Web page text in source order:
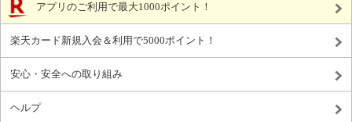
アプリのご利用で最大1000ポイント！
楽天カード新規入会＆利用で5000ポイント！
安心・安全への取り組み
ヘルプ